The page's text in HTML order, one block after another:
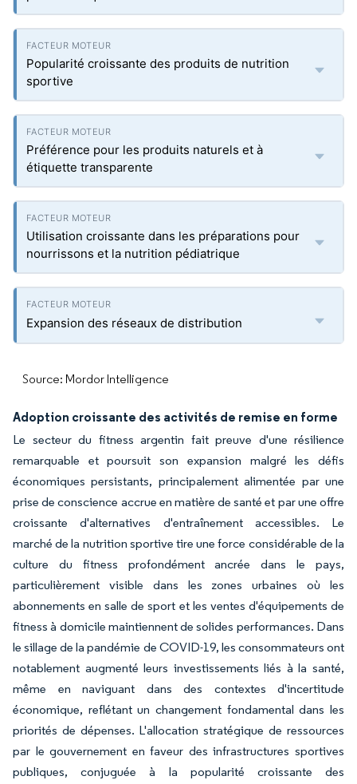
Popularité croissante des produits de nutrition
sportive
Préférence pour les produits naturels et à
étiquette transparente
Utilisation croissante dans les préparations pour
nourrissons et la nutrition pédiatrique
Expansion des réseaux de distribution
Source: Mordor Intelligence
Adoption croissante des activités de remise en forme
Le secteur du fitness argentin fait preuve d'une résilience
remarquable et poursuit son expansion malgré les défis
économiques persistants, principalement alimentée par une
prise de conscience accrue en matière de santé et par une offre
croissante d'alternatives d'entraînement accessibles. Le
marché de la nutrition sportive tire une force considérable de la
culture du fitness profondément ancrée dans le pays,
particulièrement visible dans les zones urbaines où les
abonnements en salle de sport et les ventes d'équipements de
fitness à domicile maintiennent de solides performances. Dans
le sillage de la pandémie de COVID-19, les consommateurs ont
notablement augmenté leurs investissements liés à la santé,
même en naviguant dans des contextes d'incertitude
économique, reflétant un changement fondamental dans les
priorités de dépenses. L'allocation stratégique de ressources
par le gouvernement en faveur des infrastructures sportives
publiques, conjuguée à la popularité croissante des